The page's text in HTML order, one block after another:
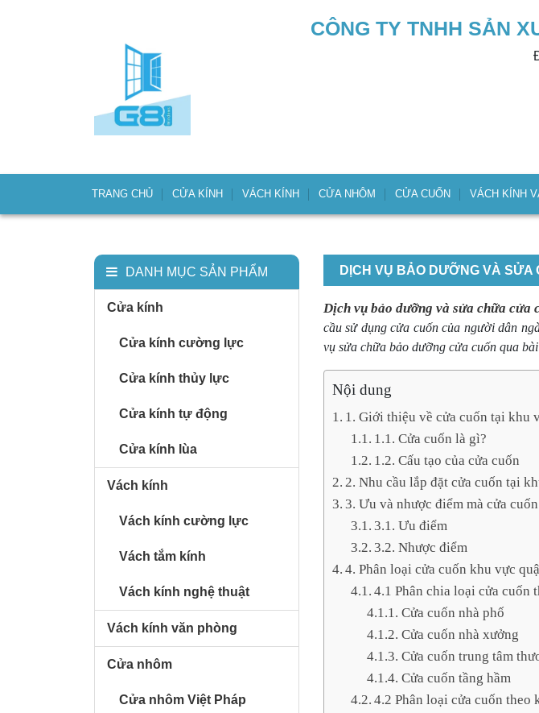
CÔNG TY TNHH SẢN
TRANG CHỦ CỬA KÍNH VÁCH KÍNH CỬA NHÔM CỬA CUỐN VÁCH KÍNH
DỊCH VỤ BẢO DƯỠNG VÀ
Dịch vụ bảo dưỡng và sửa chữa cửa
cầu sử dụng cửa cuốn của người dân
vụ sửa chữa bảo dưỡng cửa cuốn qua
Nội dung
1. Giới thiệu về cửa cuốn tại khu
1.1. Cửa cuốn là gì?
1.2. Cấu tạo của cửa cuốn
2. Nhu cầu lắp đặt cửa cuốn tại
3. Ưu và nhược điểm mà cửa
3.1. Ưu điểm
3.2. Nhược điểm
4. Phân loại cửa cuốn khu vực
4.1 Phân chia loại cửa cuốn
Cửa cuốn nhà phố
Cửa cuốn nhà xưởng
Cửa cuốn trung tâm
Cửa cuốn tầng hầm
4.2 Phân loại cửa cuốn theo
DANH MỤC SẢN PHẨM
Cửa kính
Cửa kính cường lực
Cửa kính thủy lực
Cửa kính tự động
Cửa kính lùa
Vách kính
Vách kính cường lực
Vách tắm kính
Vách kính nghệ thuật
Vách kính văn phòng
Cửa nhôm
Cửa nhôm Việt Pháp